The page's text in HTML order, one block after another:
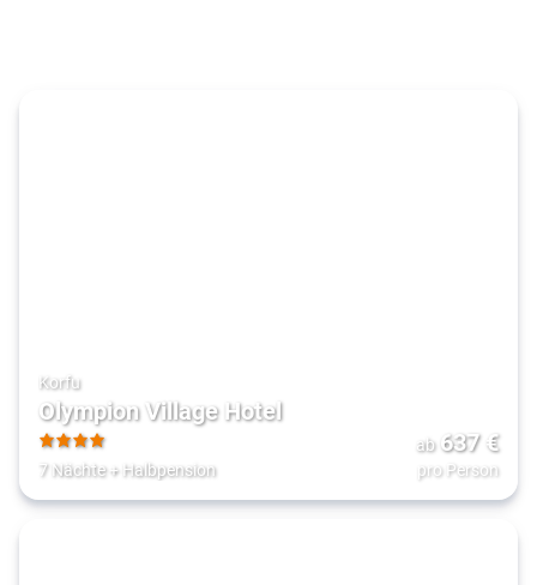
Korfu
Olympion Village Hotel
4
7 Nächte+ Halbpension
ab 637€
pro Person